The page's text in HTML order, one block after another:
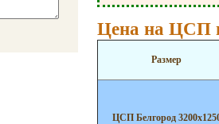
Цена на ЦСП
Размер
ЦСП Белгород